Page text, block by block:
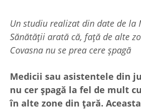
Un studiu realizat din date de la
Sănătății arată că, față de alte
Covasna nu se prea cere șpagă
Medicii sau asistentele din
nu cer șpagă la fel de mult
în alte zone din țară.